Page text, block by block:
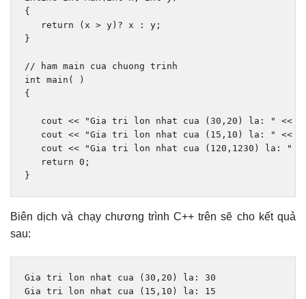
{
return
( x > y)? x : y ;
}
// ham main cua chuong trinh
int main (
)
{
   cout
<< "Gia tri lon nhat cua (30,20) la: " <<
   cout
<< "Gia tri lon nhat cua (15,10) la: " <<
   cout
<< "Gia tri lon nhat cua (120,1230) la: "
return 0 ;
}
Biên dịch và chạy chương trình C++ trên sẽ cho kết quả
sau:
Gia tri lon nhat cua ( 30 , 20 ) la :
30
Gia tri lon nhat cua ( 15 , 10 ) la :
15